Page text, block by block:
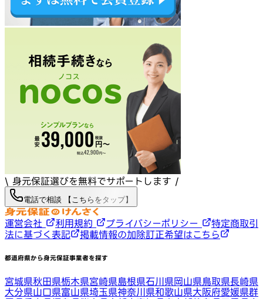
\ 身元保証選びを無料でサポートします /
電話で相談 【こちらをタップ】
運営会社 利用規約 プライバシーポリシー
特定商取引
法に基づく表記
掲載情報の加除訂正希望はこちら
都道府県から身元保証事業者を探す
宮城県秋田県栃木県宮崎県島根県石川県岡山県鳥取県長崎県
大分県山口県富山県埼玉県神奈川県和歌山県大阪府愛媛県群